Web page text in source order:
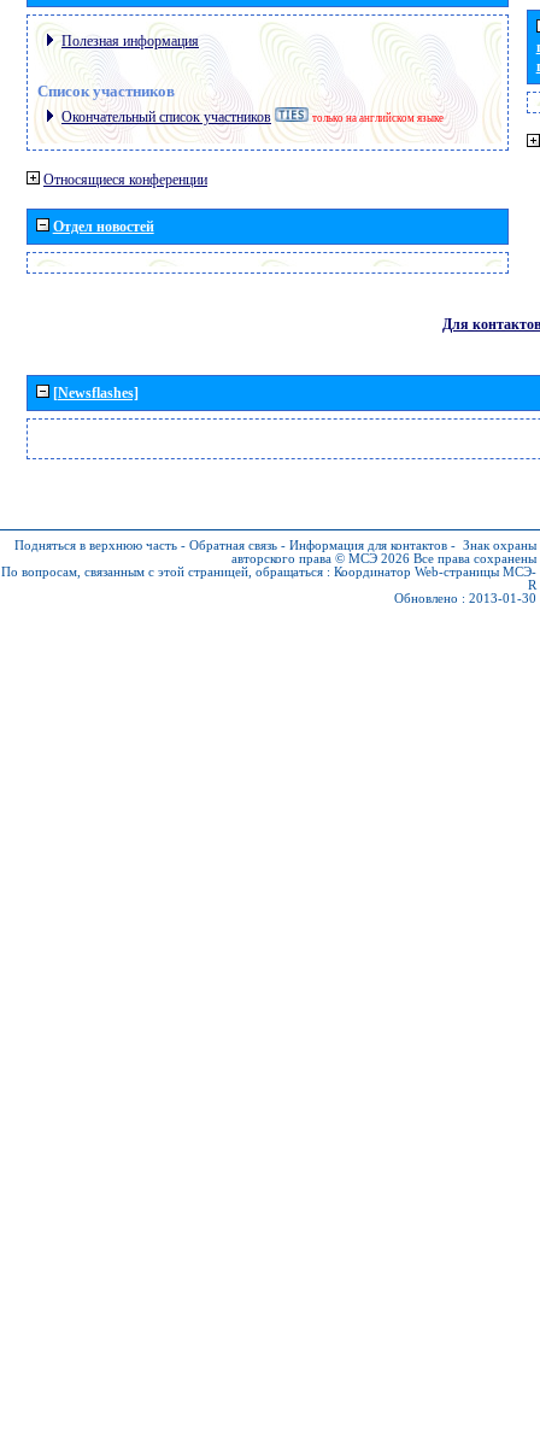
Полезная информация
Список участников
Окончательный список участников только на английском языке
Относящиеся конференции
Отдел новостей
Для контактов
[Newsflashes]
Подняться в верхнюю часть - Обратная связь - Информация для контактов - Знак охраны
авторского права © МСЭ 2026 Все права сохранены
По вопросам, связанным с этой страницей, обращаться : Координатор Web-страницы МСЭ-
R
Обновлено : 2013-01-30